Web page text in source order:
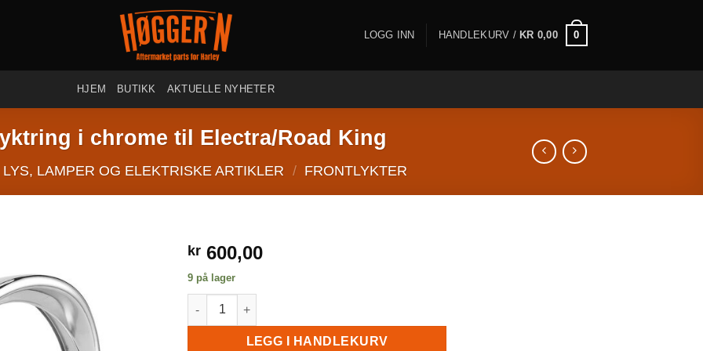
LOGG INN HANDLEKURV / KR 0,00 0
HJEM BUTIKK AKTUELLE NYHETER
i chrome til Electra/Road King
LYS, LAMPER OG ELEKTRISKE ARTIKLER / FRONTLYKTER
kr 600,00
9 på lager
7" lyktring i chrome til Electra/Road King antall
LEGG I HANDLEKURV